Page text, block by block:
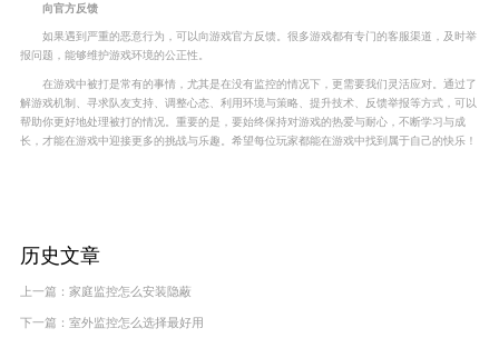
向官方反馈
如果遇到严重的恶意行为，可以向游戏官方反馈。很多游戏都有专门的客服渠道，及时举
报问题，能够维护游戏环境的公正性。
在游戏中被打是常有的事情，尤其是在没有监控的情况下，更需要我们灵活应对。通过了
解游戏机制、寻求队友支持、调整心态、利用环境与策略、提升技术、反馈举报等方式，可以
帮助你更好地处理被打的情况。重要的是，要始终保持对游戏的热爱与耐心，不断学习与成
长，才能在游戏中迎接更多的挑战与乐趣。希望每位玩家都能在游戏中找到属于自己的快乐！
历史文章
上一篇： 家庭监控怎么安装隐蔽
下一篇： 室外监控怎么选择最好用